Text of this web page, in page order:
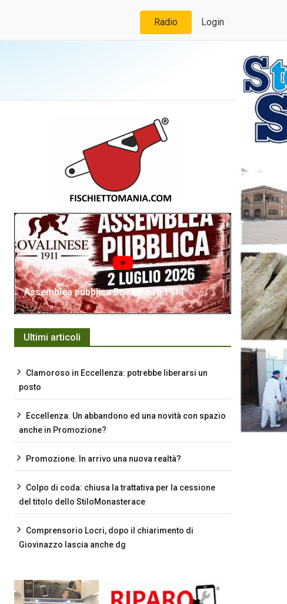
Radio Login
Assemblea pubblica Bovalinese 1911
Ultimi articoli
Clamoroso in Eccellenza: potrebbe liberarsi un
posto
Eccellenza. Un abbandono ed una novità con spazio
anche in Promozione?
Promozione. In arrivo una nuova realtà?
Colpo di coda: chiusa la trattativa per la cessione
del titolo dello StiloMonasterace
Comprensorio Locri, dopo il chiarimento di
Giovinazzo lascia anche dg